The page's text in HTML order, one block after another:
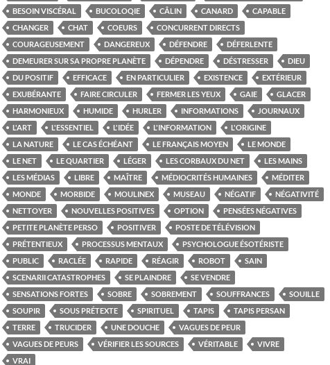
BESOIN VISCÉRAL
BUCOLOQIE CÂLIN CANARD
CAPABLE
CHANGER
CHAT COEURS
CONCURRENT DIRECTS
COURAGEUSEMENT
DANGEREUX DÉFENDRE
DÉFERLENTE
DEMEURER SUR SA PROPRE PLANÈTE
DÉPENDRE DÉSTRESSER
DIEU
DU POSITIF
EFFICACE EN PARTICULIER EXISTENCE
EXTÉRIEUR
EXUBÉRANTE
FAIRE CIRCULER FERMER LES YEUX GAIE
GLACER
HARMONIEUX
HUMIDE HURLER INFORMATIONS
JOURNAUX
L'ART
L'ESSENTIEL L'IDÉE L'INFORMATION
L'ORIGINE
LA NATURE
LE CAS ÉCHÉANT LE FRANÇAIS MOYEN
LE MONDE
LE NET
LE QUARTIER LÉGER LES CORBAUX DU NET
LES MAINS
LES MÉDIAS
LIBRE MAÎTRE MÉDIOCRITÉS HUMAINES
MÉDITER
MONDE
MORBIDE MOULINEX MUSEAU NÉGATIF
NÉGATIVITÉ
NETTOYER
NOUVELLES POSITIVES OPTION
PENSÉES NÉGATIVES
PETITE PLANÈTE PERSO
POSITIVER
POSTE DE TÉLÉVISION
PRÉTENTIEUX
PROCESSUS MENTAUX
PSYCHOLOGUE ÉSOTÉRISTE
PUBLIC
RACLÉE RAPIDE RÉAGIR ROBOT
SAIN
SCENARII CATASTROPHES
SE PLAINDRE
SE VENDRE
SENSATIONS FORTES
SOBRE SOBREMENT SOUFFRANCES
SOUILLE
SOUPIR
SOUS PRÉTEXTE SPIRITUEL TAPIS
TAPIS PERSAN
TERRE
TRUCIDER UNE DOUCHE
VAGUES DE PEUR
VAGUES DE PEURS
VÉRIFIER LES SOURCES VÉRITABLE
VIVRE
VRAI